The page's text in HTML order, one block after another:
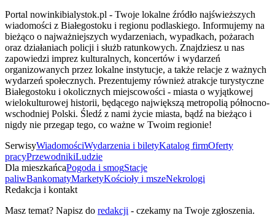
Portal nowinkibialystok.pl - Twoje lokalne źródło najświeższych
wiadomości z Białegostoku i regionu podlaskiego. Informujemy na
bieżąco o najważniejszych wydarzeniach, wypadkach, pożarach
oraz działaniach policji i służb ratunkowych. Znajdziesz u nas
zapowiedzi imprez kulturalnych, koncertów i wydarzeń
organizowanych przez lokalne instytucje, a także relacje z ważnych
wydarzeń społecznych. Prezentujemy również atrakcje turystyczne
Białegostoku i okolicznych miejscowości - miasta o wyjątkowej
wielokulturowej historii, będącego największą metropolią północno-
wschodniej Polski. Śledź z nami życie miasta, bądź na bieżąco i
nigdy nie przegap tego, co ważne w Twoim regionie!
SerwisyWiadomościWydarzenia i biletyKatalog firmOferty
pracyPrzewodnikiLudzie
Dla mieszkańcaPogoda i smogStacje
paliwBankomatyMarketyKościoły i mszeNekrologi
Redakcja i kontakt
Masz temat? Napisz do redakcji - czekamy na Twoje zgłoszenia.